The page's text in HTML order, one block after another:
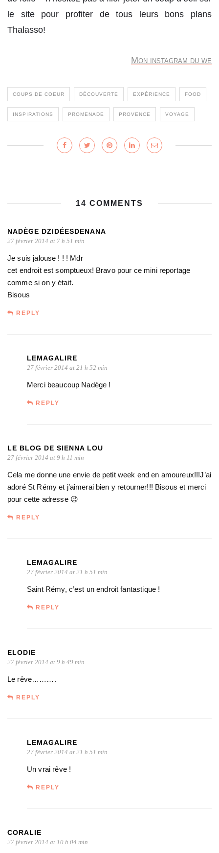
le site pour profiter de tous leurs bons plans
Thalasso!
Mon instagram du we
COUPS DE COEUR DÉCOUVERTE EXPÉRIENCE FOOD
INSPIRATIONS PROMENADE PROVENCE VOYAGE
14 COMMENTS
NADÈGE DZIDÉESDENANA
27 février 2014 at 7 h 51 min
Je suis jalouse ! ! ! Mdr
cet endroit est somptueux! Bravo pour ce mini reportage
comme si on y était.
Bisous
REPLY
LEMAGALIRE
27 février 2014 at 21 h 52 min
Merci beaucoup Nadège !
REPLY
LE BLOG DE SIENNA LOU
27 février 2014 at 9 h 11 min
Cela me donne une envie de petit week end en amoureux!!!J’ai
adoré St Rémy et j’aimerai bien y retourner!!! Bisous et merci
pour cette adresse 😉
REPLY
LEMAGALIRE
27 février 2014 at 21 h 51 min
Saint Rémy, c’est un endroit fantastique !
REPLY
ELODIE
27 février 2014 at 9 h 49 min
Le rêve……….
REPLY
LEMAGALIRE
27 février 2014 at 21 h 51 min
Un vrai rêve !
REPLY
CORALIE
27 février 2014 at 10 h 04 min